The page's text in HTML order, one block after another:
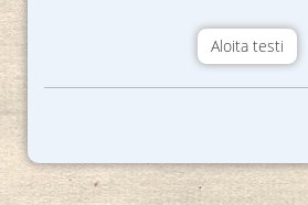
Aloita testi